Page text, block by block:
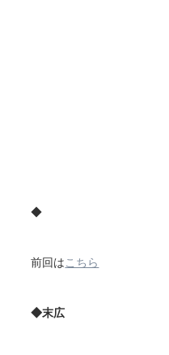
◆
前回はこちら
◆末広